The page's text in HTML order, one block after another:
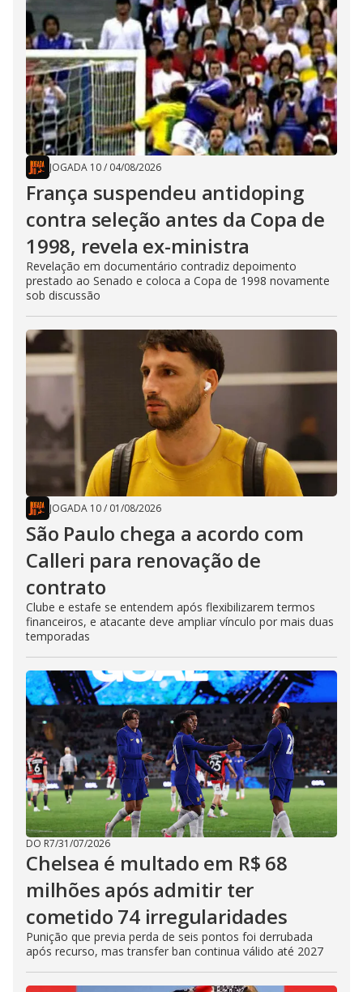
JOGADA 10/ 04/08/2026
França suspendeu antidoping
contra seleção antes da Copa de
1998, revela ex-ministra
Revelação em documentário contradiz depoimento
prestado ao Senado e coloca a Copa de 1998 novamente
sob discussão
JOGADA 10/ 01/08/2026
São Paulo chega a acordo com
Calleri para renovação de
contrato
Clube e estafe se entendem após flexibilizarem termos
financeiros, e atacante deve ampliar vínculo por mais duas
temporadas
DO R7/31/07/2026
Chelsea é multado em R$ 68
milhões após admitir ter
cometido 74 irregularidades
Punição que previa perda de seis pontos foi derrubada
após recurso, mas transfer ban continua válido até 2027